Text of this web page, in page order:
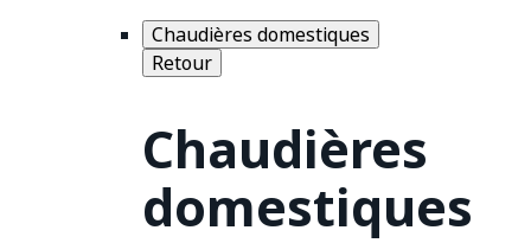
Chaudières domestiques
Retour
Chaudières
domestiques